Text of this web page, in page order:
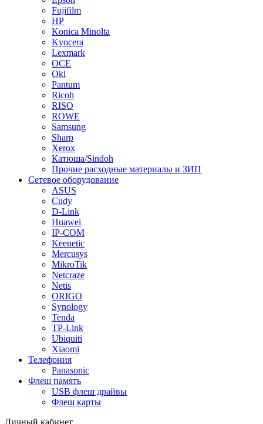
Fujifilm
HP
Konica Minolta
Kyocera
Lexmark
OCE
Oki
Pantum
Ricoh
RISO
ROWE
Samsung
Sharp
Xerox
Катюша/Sindoh
Прочие расходные материалы и ЗИП
Сетевое оборудование
ASUS
Cudy
D-Link
Huawei
IP-COM
Keenetic
Mercusys
MikroTik
Netcraze
Netis
ORIGO
Synology
Tenda
TP-Link
Ubiquiti
Xiaomi
Телефония
Panasonic
Флеш память
USB флеш драйвы
Флеш карты
Личный кабинет